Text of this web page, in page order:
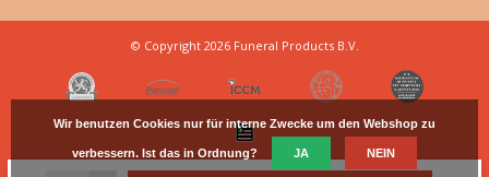
© Copyright 2026 Funeral Products B.V.
Wir benutzen Cookies nur für interne Zwecke um den Webshop zu
verbessern. Ist das in Ordnung? JA NEIN